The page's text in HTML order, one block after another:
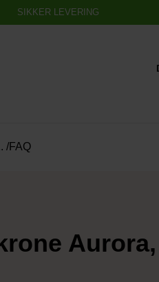
SIKKER LEVERING
/FAQ